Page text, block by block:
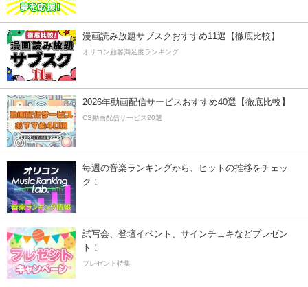
漫画読み放題サブスクおすすめ11選【徹底比較】
オリコン顧客満足度ランキング
2026年動画配信サービスおすすめ40選【徹底比較】
CS動画配信サービス20選
毎週の音楽ランキングから、ヒットの推移をチェッ
ク！
試写会、登壇イベント、サインチェキなどプレゼン
ト！
プレゼント特集